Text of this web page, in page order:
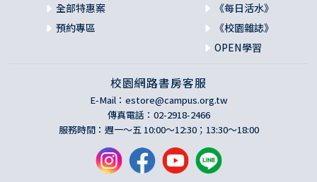
全部特惠案
預約專區
《每日活水》
《校園雜誌》
OPEN學習
校園網路書房客服
E-Mail： estore@campus.org.tw
傳真電話：02-2918-2466
服務時間：週一～五 10:00～12:30；13:30～18:00